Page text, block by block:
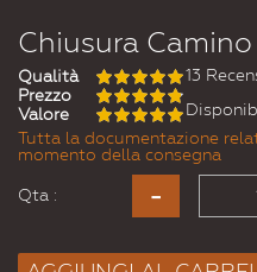
Chiusura
Qualità
Prezzo
Valore
13
Tutta la documentazione
momento della consegna
Qta :